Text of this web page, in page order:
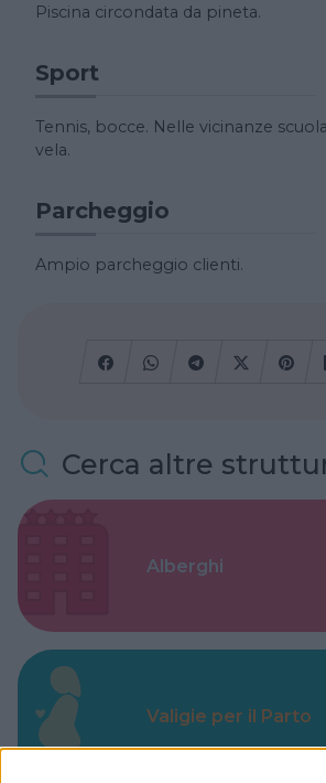
Piscina circondata da pineta.
Sport
Tennis, bocce. Nelle vicinanze
vela.
Parcheggio
Ampio parcheggio clienti.
Cerca altre
Alberghi
Valigie per il Parto